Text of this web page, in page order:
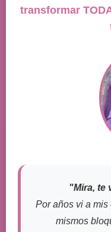
transformar
"Mira, te
Por años vi a
mismos